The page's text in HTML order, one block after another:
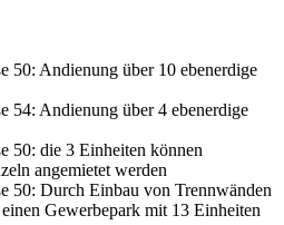
50: Andienung über 10 ebenerdige
54: Andienung über 4 ebenerdige
50: die 3 Einheiten können
angemietet werden
50: Durch Einbau von Trennwänden
Gewerbepark mit 13 Einheiten